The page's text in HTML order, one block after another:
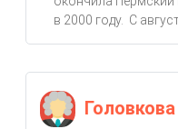
в 2000 году. С